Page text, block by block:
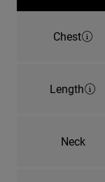
Chest
Length
Neck